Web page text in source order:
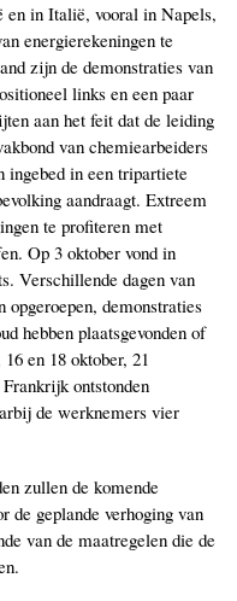
in Italië, vooral in Napels,
energierekeningen te
zijn de demonstraties van
links en een paar
aan het feit dat de leiding
van chemiearbeiders
ingebed in een tripartiete
aandraagt. Extreem
te profiteren met
Op 3 oktober vond in
Verschillende dagen van
opgeroepen, demonstraties
hebben plaatsgevonden of
en 18 oktober, 21
ontstonden
de werknemers vier
zullen de komende
de geplande verhoging van
van de maatregelen die de